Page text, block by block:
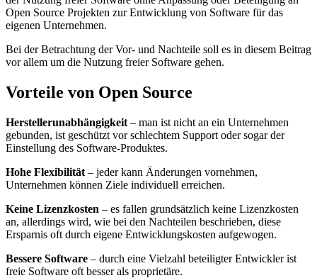
Open Source Projekten zur Entwicklung von Software für das
eigenen Unternehmen.
Bei der Betrachtung der Vor- und Nachteile soll es in diesem Beitrag
vor allem um die Nutzung freier Software gehen.
Vorteile von Open Source
Herstellerunabhängigkeit – man ist nicht an ein Unternehmen
gebunden, ist geschützt vor schlechtem Support oder sogar der
Einstellung des Software-Produktes.
Hohe Flexibilität – jeder kann Änderungen vornehmen,
Unternehmen können Ziele individuell erreichen.
Keine Lizenzkosten – es fallen grundsätzlich keine Lizenzkosten
an, allerdings wird, wie bei den Nachteilen beschrieben, diese
Ersparnis oft durch eigene Entwicklungskosten aufgewogen.
Bessere Software – durch eine Vielzahl beteiligter Entwickler ist
freie Software oft besser als proprietäre.